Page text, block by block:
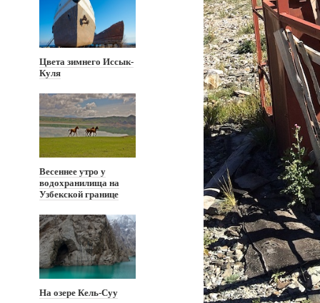
Цвета зимнего Иссык-
Куля
Весеннее утро у
водохранилища на
Узбекской границе
На озере Кель-Суу